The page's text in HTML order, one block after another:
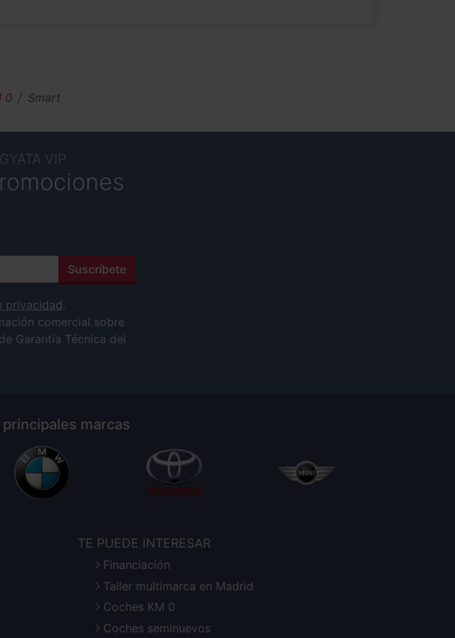
0 Smart
VIP
Suscríbete
privacidad.
comercial sobre
Garantía Técnica del
marcas
TE PUEDE INTERESAR
Financiación
Taller multimarca en Madrid
Coches KM 0
Coches seminuevos